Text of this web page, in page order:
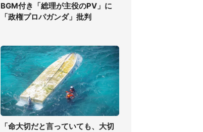
BGM付き「総理が主役のPV」に
「政権プロパガンダ」批判
「命大切だと言っていても、大切